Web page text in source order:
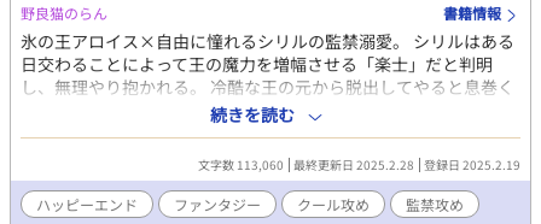
野良猫のらん 書籍情報
氷の王アロイス×自由に憧れるシリルの監禁溺愛。 シリルはある
日交わることによって王の魔力を増幅させる「楽士」だと判明
し、無理やり抱かれる。 冷酷な王の元から脱出してやると息巻く
シリル。 そんなシリルを見て、アロイスはわざわざ籠の中から飛
び立とうとする小鳥のようだと笑う。 ここには豪華な住居も衣服
も、ご馳走もあるというのに何が不服だというのか……。 ※R-18
シーンのある話には*をつけています。
続きを読む
文字数 113,060 最終更新日 2025.2.28 登録日 2025.2.19
ハッピーエンド ファンタジー クール攻め
監禁攻め